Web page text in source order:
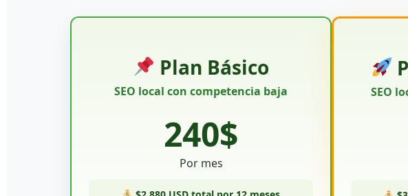
Plan Básico
SEO local con competencia baja
240$
Por mes
SEO